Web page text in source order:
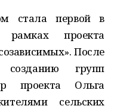
стала первой в
проекта
После
групп
проекта Ольга
сельских